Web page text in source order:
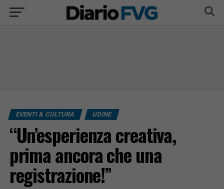
EVENTI & CULTURA UDINE
“Un’esperienza creativa,
prima ancora che una
registrazione!”